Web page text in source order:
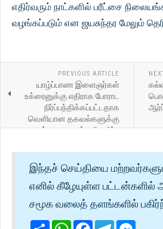
எதிர்வரும் நாட்களில் பரீட்சை
வழங்கப்படும் என ஜயசுந்தர மேலும்
PREVIOUS ARTICLE
யாழ்ப்பாண இளைஞர்கள்
உக்ரைனுக்கு எதிராக போராட
நிர்ப்பந்திக்கப்பட்டதாக
வெளியான தகவல்களுக்கு
ரஷ்ய தூதரகம் பதிலளிப்பு
இந்தச் செய்தியை
எனில் கீழேயுள்ள பட்டன்களில்
சமூக வலைத் தளங்களில்
ShareWhatsApp
Facebook
Telegram